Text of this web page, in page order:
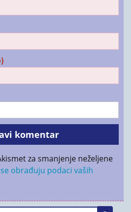
za smanjenje neželjene
obrađuju podaci vaših